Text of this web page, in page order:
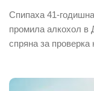
Спипаха 41-
промила алкохол в
спряна за проверка